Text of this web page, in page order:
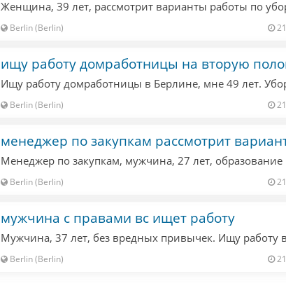
Berlin (Berlin)
ищу работу домработницы на вторую
Berlin (Berlin)
менеджер по закупкам рассмотрит
Berlin (Berlin)
мужчина с правами вс ищет работу
Berlin (Berlin)